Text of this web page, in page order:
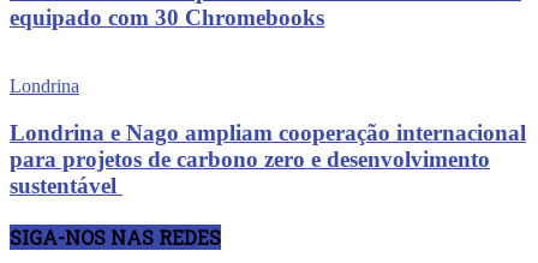
equipado com 30 Chromebooks
Londrina
Londrina e Nago ampliam cooperação internacional
para projetos de carbono zero e desenvolvimento
sustentável
SIGA-NOS NAS REDES